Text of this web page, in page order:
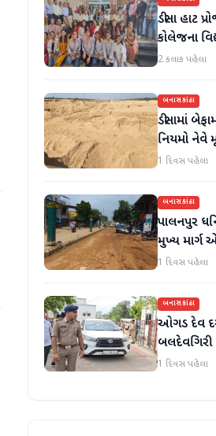
ડીસા હાટ
કોલેજના
ઉત્સાહભેર
2 કલાક પહેલા
બનાસકાંઠા
ડીસામાં
નિયમો નેવે
સક્રિય, તંત્ર
1 દિવસ પહેલા
બનાસકાંઠા
પાલનપુર
મુખ્ય માર્ગ
ગટરલાઇન
1 દિવસ પહેલા
બનાસકાંઠા
ઓગડ દેવ
બલદેવગિરી
અટકાયત
1 દિવસ પહેલા